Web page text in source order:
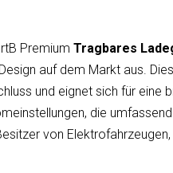
PremiumTragbares
auf dem Markt aus.
und eignet sich für eine
die
von